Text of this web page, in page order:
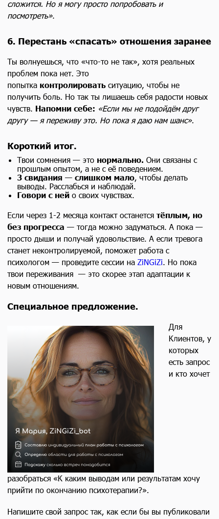
сложится. Но я могу просто попробовать и
посмотреть».
6. Перестань «спасать» отношения заранее
Ты волнуешься, что «что-то не так», хотя реальных
проблем пока нет. Это
попытка контролировать ситуацию, чтобы не
получить боль. Но так ты лишаешь себя радости новых
чувств. Напомни себе: «Если мы не подойдём друг
другу — я переживу это. Но пока я даю нам шанс».
Короткий итог.
Твои сомнения — это нормально. Они связаны с
прошлым опытом, а не с её поведением.
3 свидания — слишком мало , чтобы делать
выводы. Расслабься и наблюдай.
Говори с ней о своих чувствах.
Если через 1-2 месяца контакт останется тёплым, но
без прогресса — тогда можно задуматься. А пока —
просто дыши и получай удовольствие. А если тревога
станет неконтролируемой, поможет работа с
психологом — проведите сессии на ZiNGiZi . Но пока
твои переживания — это скорее этап адаптации к
новым отношениям.
Специальное предложение.
Для
Клиентов, у
которых
есть запрос
и кто хочет
разобраться «К каким выводам или результатам хочу
прийти по окончанию психотерапии?».
Напишите свой запрос так, как если бы вы публиковали